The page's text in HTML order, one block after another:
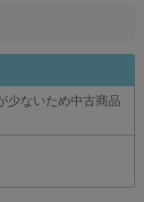
少ないため中古商品